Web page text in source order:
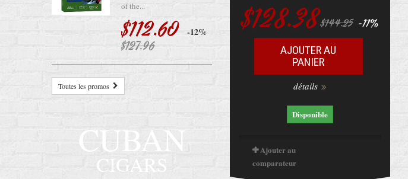
of the...
$112.60 -12%
$127.96
Toutes les promos
CUBAN
CIGARS
$128.38$144.25 -11%
AJOUTER AU
PANIER
détails
Disponible
Ajouter au
comparateur